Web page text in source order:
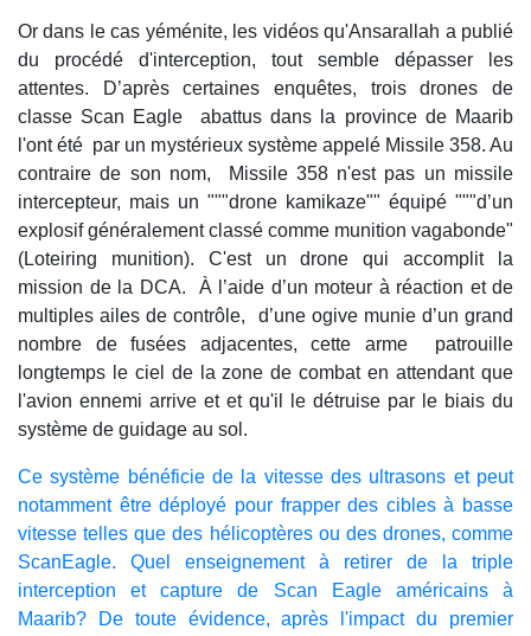
Or dans le cas yéménite, les vidéos qu'Ansarallah a publié
du procédé d'interception, tout semble dépasser les
attentes. D’après certaines enquêtes, trois drones de
classe Scan Eagle abattus dans la province de Maarib
l'ont été par un mystérieux système appelé Missile 358. Au
contraire de son nom, Missile 358 n'est pas un missile
intercepteur, mais un """drone kamikaze"" équipé """d’un
explosif généralement classé comme munition vagabonde"
(Loteiring munition). C'est un drone qui accomplit la
mission de la DCA. À l’aide d’un moteur à réaction et de
multiples ailes de contrôle, d’une ogive munie d’un grand
nombre de fusées adjacentes, cette arme patrouille
longtemps le ciel de la zone de combat en attendant que
l'avion ennemi arrive et et qu'il le détruise par le biais du
système de guidage au sol.
Ce système bénéficie de la vitesse des ultrasons et peut
notamment être déployé pour frapper des cibles à basse
vitesse telles que des hélicoptères ou des drones, comme
ScanEagle. Quel enseignement à retirer de la triple
interception et capture de Scan Eagle américains à
Maarib? De toute évidence, après l'impact du premier